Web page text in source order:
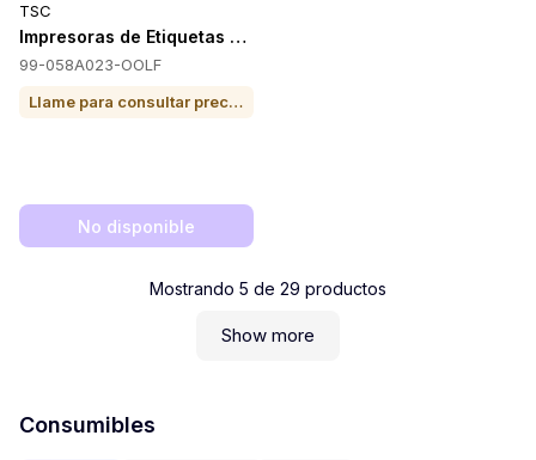
TSC
Impresoras de Etiquetas TSC 99-058A023-OOLF
99-058A023-OOLF
Llame para consultar precio o para comprar
No disponible
Mostrando 5 de 29 productos
Show more
Consumibles